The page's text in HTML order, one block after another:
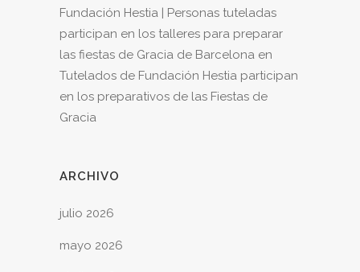
Fundación Hestia | Personas tuteladas
participan en los talleres para preparar
las fiestas de Gracia de Barcelona en
Tutelados de Fundación Hestia participan
en los preparativos de las Fiestas de
Gracia
ARCHIVO
julio 2026
mayo 2026